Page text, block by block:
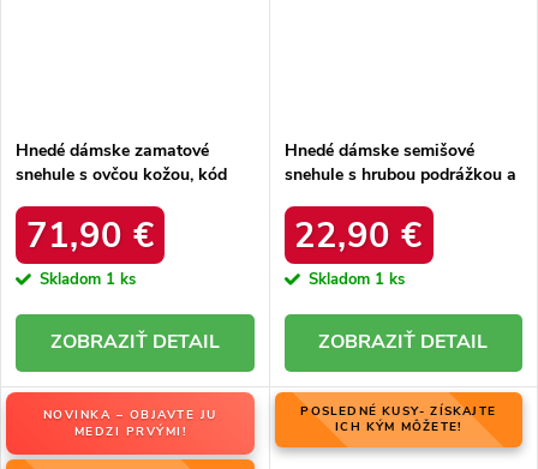
Hnedé dámske zamatové
snehule s ovčou kožou, kód
71,90 €
Skladom 1 ks
DETAIL
Hnedé dámske semišové
snehule s hrubou podrážkou a
produktu OO274A098
22,90 €
Skladom 1 ks
DETAIL
NOVINKA – OBJAVTE JU
MEDZI PRVÝMI!
POSLEDNÉ KUSY- ZÍSKAJTE
ICH KÝM MÔŽETE!